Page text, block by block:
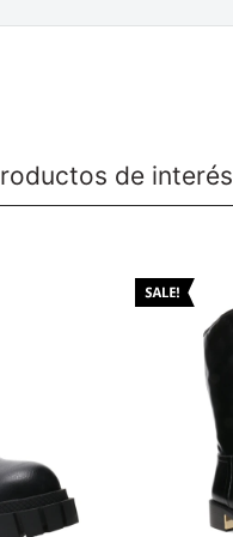
de interés